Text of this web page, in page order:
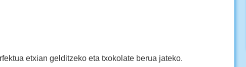
etxian gelditzeko eta txokolate berua jateko.